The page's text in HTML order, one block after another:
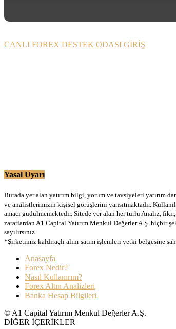
CANLI FOREX DESTEK ODASI GİRİŞ
Yasal Uyarı
Burada yer alan yatırım bilgi, yorum ve tavsiyeleri yatırım
ve analistlerimizin kişisel görüşlerini yansıtmaktadır.
amacı güdülmemektedir. Sitede yer alan her türlü Analiz,
zararlardan A1 Capital Yatırım Menkul Değerler A.Ş. hiçbir
sayılırsınız.
*Şirketimiz kaldıraçlı alım-satım işlemleri yetki belgesine
Anasayfa
Forex Nedir?
Nasıl Kullanırım?
Forex Altın Analizleri
Banka Hesap Bilgileri
© A1 Capital Yatırım Menkul Değerler A.Ş.
DİĞER İÇERİKLER